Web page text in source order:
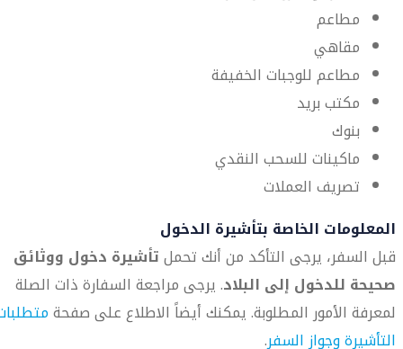
مطاعم
مقاهي
مطاعم للوجبات الخفيفة
مكتب بريد
بنوك
ماكينات للسحب النقدي
تصريف العملات
المعلومات الخاصة بتأشيرة الدخول
قبل السفر، يرجى التأكد من أنك تحملتأشيرة دخول ووثائق
صحيحة للدخول إلى البلاد. يرجى مراجعة السفارة ذات الصلة
لمعرفة الأمور المطلوبة. يمكنك أيضاً الاطلاع على صفحة
التأشيرة وجواز السفر.